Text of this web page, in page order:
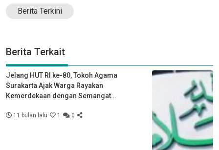
Berita Terkini
Berita Terkait
Jelang HUT RI ke-80, Tokoh Agama
Surakarta Ajak Warga Rayakan
Kemerdekaan dengan Semangat
11 bulan lalu 1 0